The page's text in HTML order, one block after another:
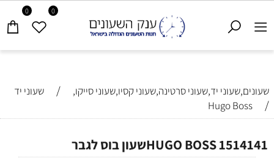
0 0
שעונים,שעוני יד,שעוני סרטינה,שעוני קסיו,שעוני סייקו, / שעוני יד
/
Hugo Boss
HUGO BOSS 1514141שעון בוס לגבר